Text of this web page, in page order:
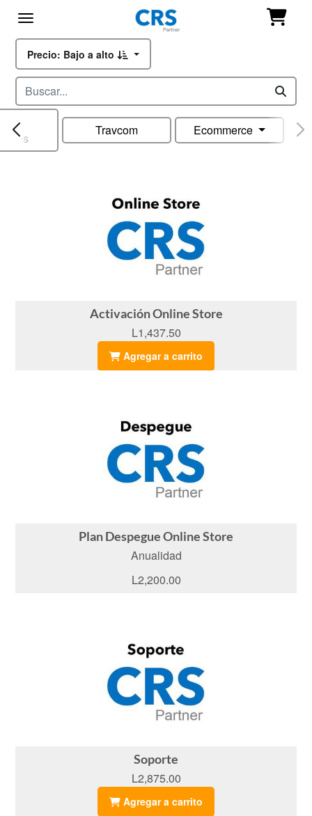
Precio: Bajo a alto
Travcom Ecommerce
Activación Online Store
L1,437.50
Agregar a carrito
Plan Despegue Online Store
Anualidad
L2,200.00
Soporte
L2,875.00
Agregar a carrito